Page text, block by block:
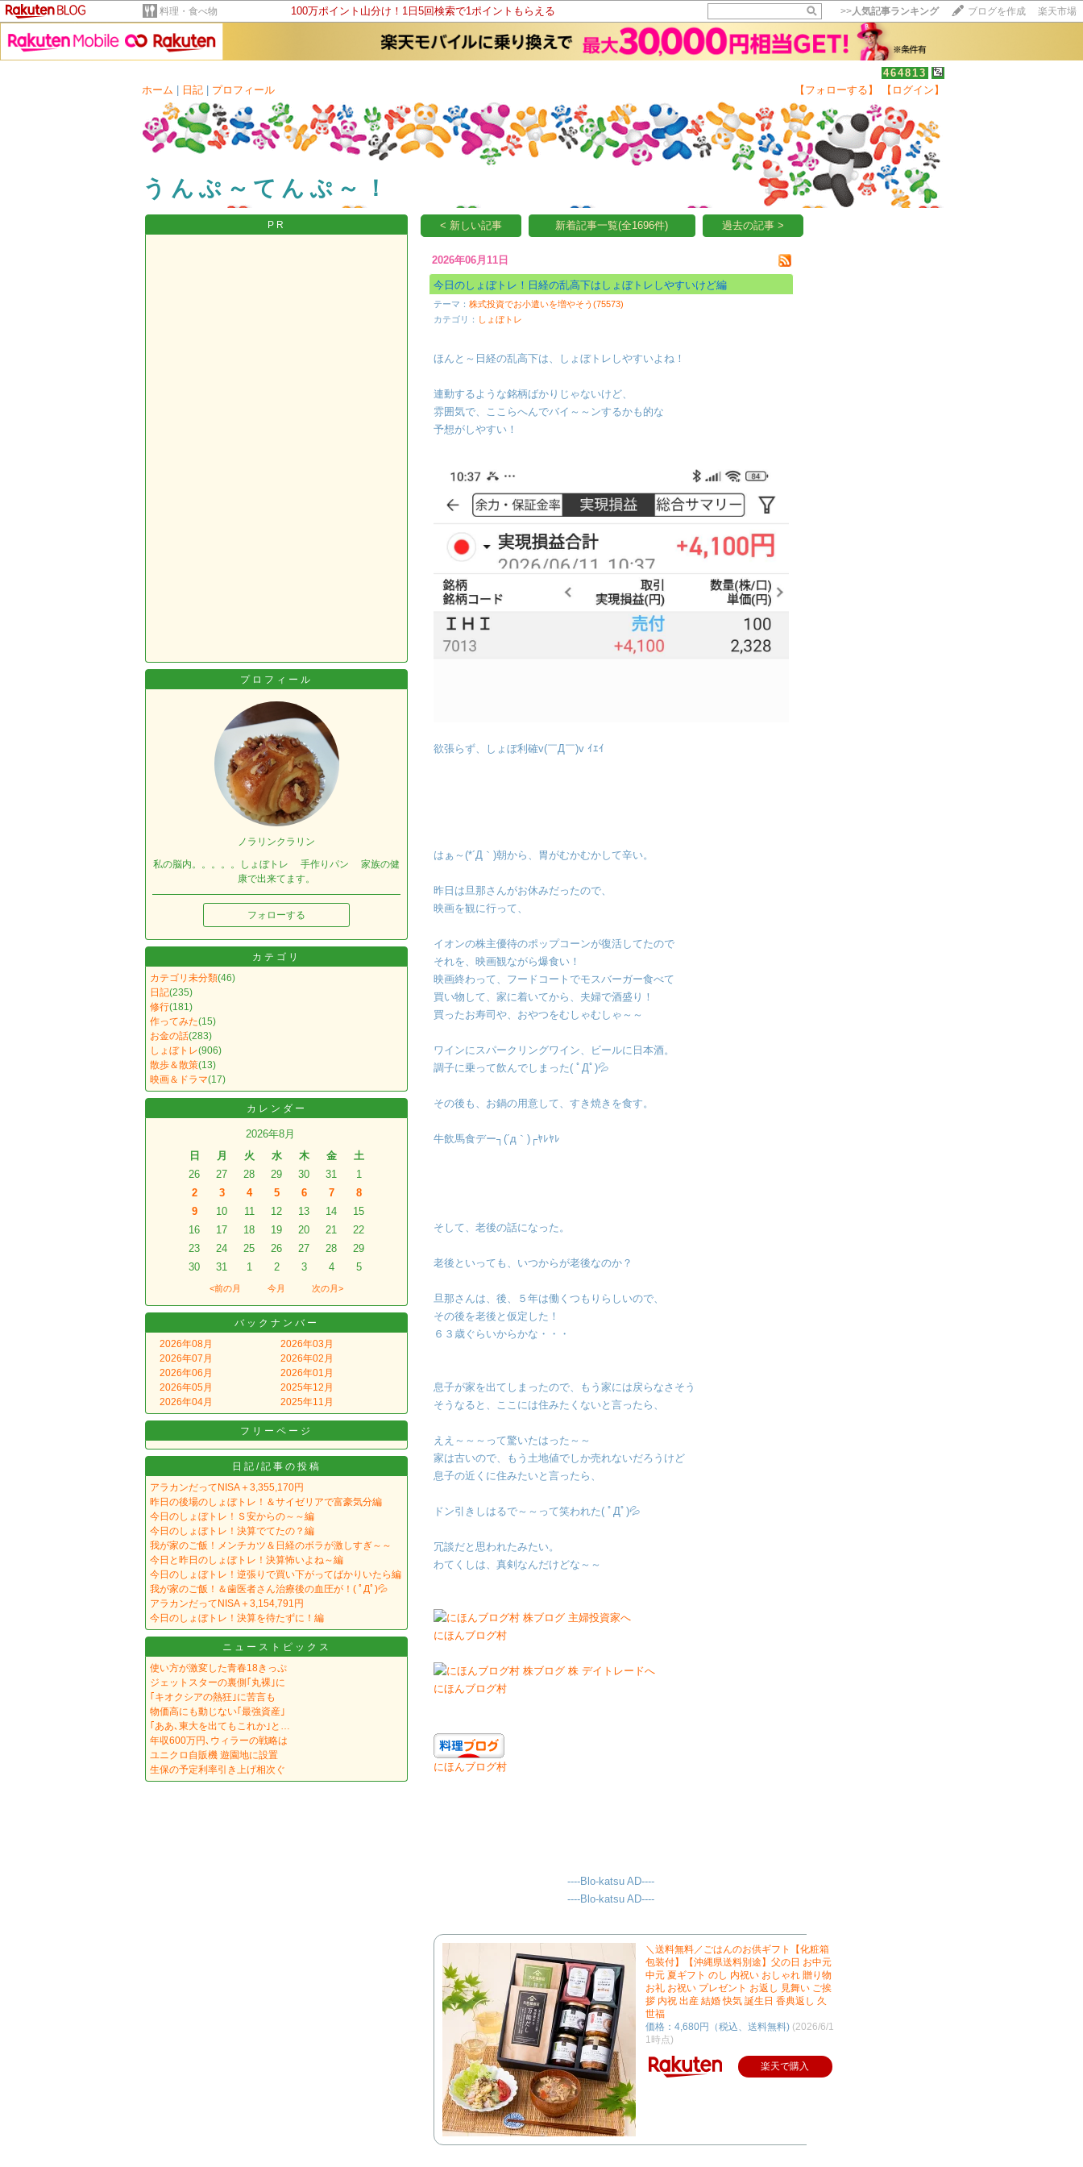
料理・食べ物 100万ポイント山分け！1日5回検索で1ポイントもらえる >>人気記事ランキング ブログを作成 楽天市場
464813
ホーム
日記 プロフィール 【フォローする】 【ログイン】
うんぷ～てんぷ～！
いいね!
PR
プロフィール
ノラリンクラリン
私の脳内。。。。。しょぼトレ 手作りパン 家族の健
康で出来てます。
フォローする
カテゴリ
カテゴリ未分類(46)
日記(235)
修行(181)
作ってみた(15)
お金の話(283)
しょぼトレ(906)
散歩＆散策(13)
映画＆ドラマ(17)
カレンダー
2026年8月
日
月 火 水 木 金
土
26
27 28 29 30 31
1
2
3 4 5 6 7
8
9
10 11 12 13 14
15
16
17 18 19 20 21
22
23
24 25 26 27 28
29
30
31 1 2 3 4 5
<前の月 今月 次の月>
バックナンバー
2026年08月
2026年07月
2026年06月
2026年05月
2026年04月
2026年03月
2026年02月
2026年01月
2025年12月
2025年11月
フリーページ
日記/記事の投稿
アラカンだってNISA＋3,355,170円
昨日の後場のしょぼトレ！＆サイゼリアで富豪気分編
今日のしょぼトレ！Ｓ安からの～～編
今日のしょぼトレ！決算でてたの？編
我が家のご飯！メンチカツ＆日経のボラが激しすぎ～～
今日と昨日のしょぼトレ！決算怖いよね～編
今日のしょぼトレ！逆張りで買い下がってばかりいたら編
我が家のご飯！＆歯医者さん治療後の血圧が！( ﾟДﾟ)💦
アラカンだってNISA＋3,154,791円
今日のしょぼトレ！決算を待たずに！編
ニューストピックス
使い方が激変した青春18きっぷ
ジェットスターの裏側｢丸裸｣に
｢キオクシアの熱狂｣に苦言も
物価高にも動じない｢最強資産｣
｢ああ､東大を出てもこれか｣と…
年収600万円､ウィラーの戦略は
ユニクロ自販機 遊園地に設置
生保の予定利率引き上げ相次ぐ
< 新しい記事 新着記事一覧(全1696件) 過去の記事 >
2026年06月11日
今日のしょぼトレ！日経の乱高下はしょぼトレしやすいけど編
テーマ： 株式投資でお小遣いを増やそう(75573)
カテゴリ： しょぼトレ
ほんと～日経の乱高下は、しょぼトレしやすいよね！
連動するような銘柄ばかりじゃないけど、
雰囲気で、ここらへんでバイ～～ンするかも的な
予想がしやすい！
欲張らず、しょぼ利確v(￣Д￣)v ｲｴｲ
はぁ～(*´Д｀)朝から、胃がむかむかして辛い。
昨日は旦那さんがお休みだったので、
映画を観に行って、
イオンの株主優待のポップコーンが復活してたので
それを、映画観ながら爆食い！
映画終わって、フードコートでモスバーガー食べて
買い物して、家に着いてから、夫婦で酒盛り！
買ったお寿司や、おやつをむしゃむしゃ～～
ワインにスパークリングワイン、ビールに日本酒。
調子に乗って飲んでしまった( ﾟДﾟ)💦
その後も、お鍋の用意して、すき焼きを食す。
牛飲馬食デー┐(´д｀)┌ﾔﾚﾔﾚ
そして、老後の話になった。
老後といっても、いつからが老後なのか？
旦那さんは、後、５年は働くつもりらしいので、
その後を老後と仮定した！
６３歳ぐらいからかな・・・
息子が家を出てしまったので、もう家には戻らなさそう
そうなると、ここには住みたくないと言ったら、
ええ～～～って驚いたはった～～
家は古いので、もう土地値でしか売れないだろうけど
息子の近くに住みたいと言ったら、
ドン引きしはるで～～って笑われた( ﾟДﾟ)💦
冗談だと思われたみたい。
わてくしは、真剣なんだけどな～～
にほんブログ村
にほんブログ村
にほんブログ村
----Blo-katsu AD----
----Blo-katsu AD----
＼送料無料／ごはんのお供ギフト【化粧箱
包装付】【沖縄県送料別途】父の日 お中元
中元 夏ギフト のし 内祝い おしゃれ 贈り物
お礼 お祝い プレゼント お返し 見舞い ご挨
拶 内祝 出産 結婚 快気 誕生日 香典返し 久
世福
価格：4,680円（税込、送料無料) (2026/6/1
1時点)
楽天で購入